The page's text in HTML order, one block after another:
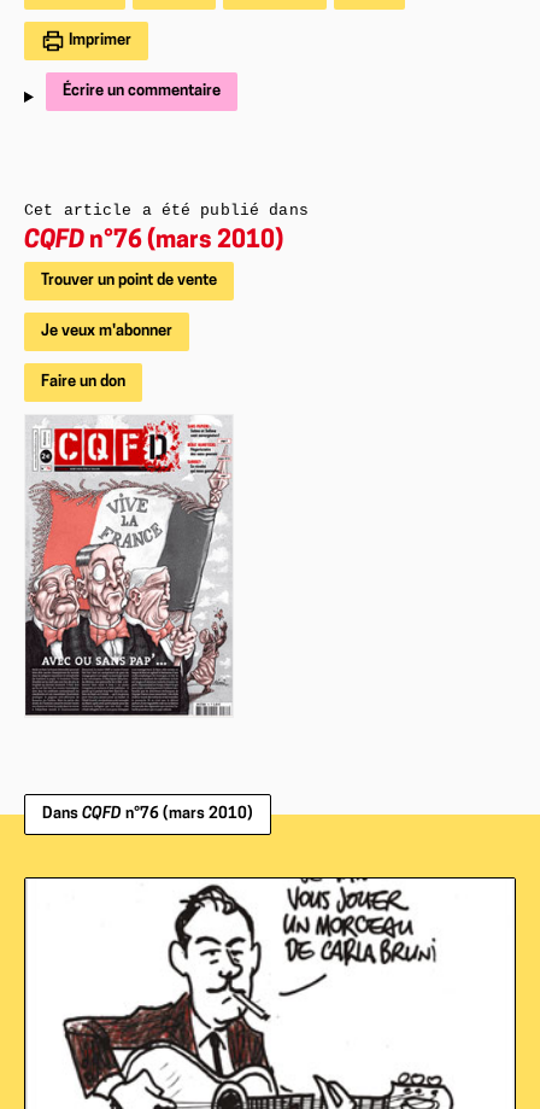
Imprimer
Écrire un commentaire
Cet article a été publié dans
CQFD n°76 (mars 2010)
Trouver un point de vente
Je veux m'abonner
Faire un don
Dans CQFD n°76 (mars 2010)